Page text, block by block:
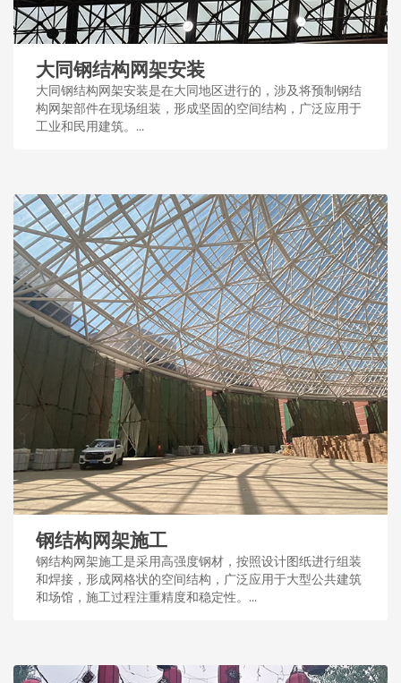
大同钢结构网架安装
大同钢结构网架安装是在大同地区进行的，涉及将预制钢结
构网架部件在现场组装，形成坚固的空间结构，广泛应用于
工业和民用建筑。...
钢结构网架施工
钢结构网架施工是采用高强度钢材，按照设计图纸进行组装
和焊接，形成网格状的空间结构，广泛应用于大型公共建筑
和场馆，施工过程注重精度和稳定性。...